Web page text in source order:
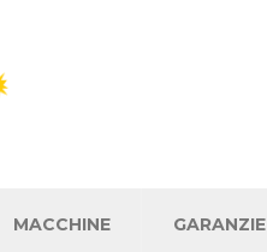
MACCHINE GARANZIE